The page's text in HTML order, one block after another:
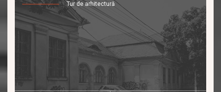
Tur de arhitectură